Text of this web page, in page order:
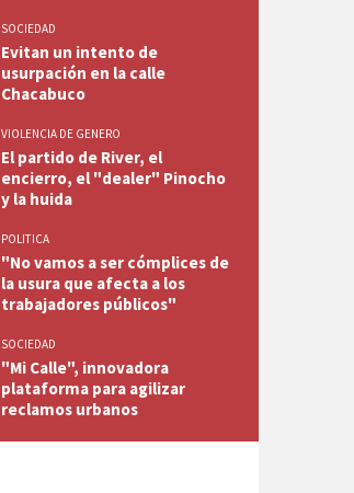
SOCIEDAD
Evitan un intento de
usurpación en la calle
Chacabuco
VIOLENCIA DE GENERO
El partido de River, el
encierro, el "dealer" Pinocho
y la huida
POLITICA
"No vamos a ser cómplices de
la usura que afecta a los
trabajadores públicos"
SOCIEDAD
"Mi Calle", innovadora
plataforma para agilizar
reclamos urbanos